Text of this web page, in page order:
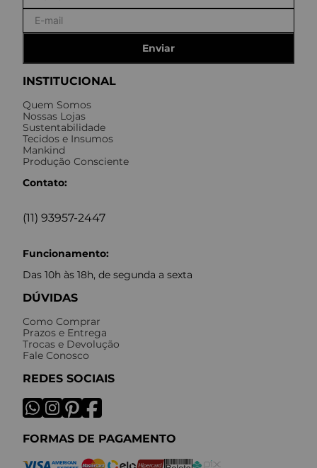
INSTITUCIONAL
Quem Somos
Nossas Lojas
Sustentabilidade
Tecidos e Insumos
Mankind
Produção Consciente
Contato:
(11) 93957-2447
Funcionamento:
Das 10h às 18h, de segunda a sexta
DÚVIDAS
Como Comprar
Prazos e Entrega
Trocas e Devolução
Fale Conosco
REDES SOCIAIS
FORMAS DE PAGAMENTO
Enviar